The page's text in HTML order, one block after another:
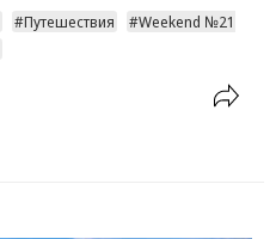
Путешествия
Weekend №21